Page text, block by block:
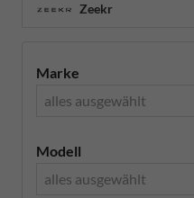
Zeekr
Marke
alles ausgewählt
Modell
alles ausgewählt